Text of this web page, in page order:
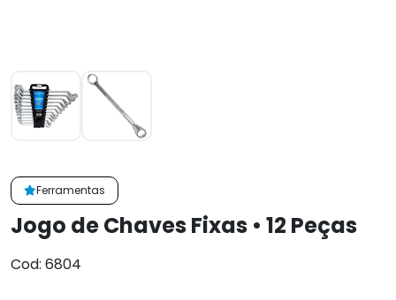
Ferramentas
Jogo de Chaves Fixas • 12 Peças
Cod: 6804